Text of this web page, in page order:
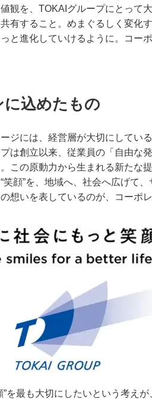
観を、TOKAIグループにとって
有すること。めまぐるしく変化
と進化していけるように。コー
込めたもの
ジには、経営層が大切にしてい
は創立以来、従業員の「自由な
この原動力から生まれる新たな
顔”を、地域へ、社会へ広げて
想いを表しているのが、コーポ
を最も大切にしたいという考え